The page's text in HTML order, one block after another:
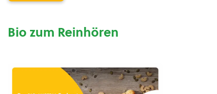
Bio zum Reinhören